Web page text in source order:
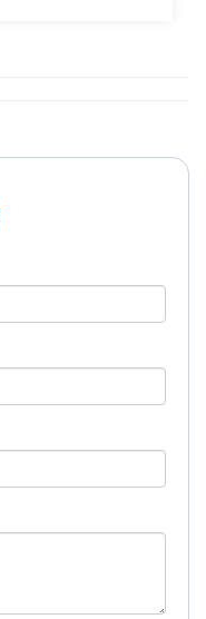
không? Hãy cùng